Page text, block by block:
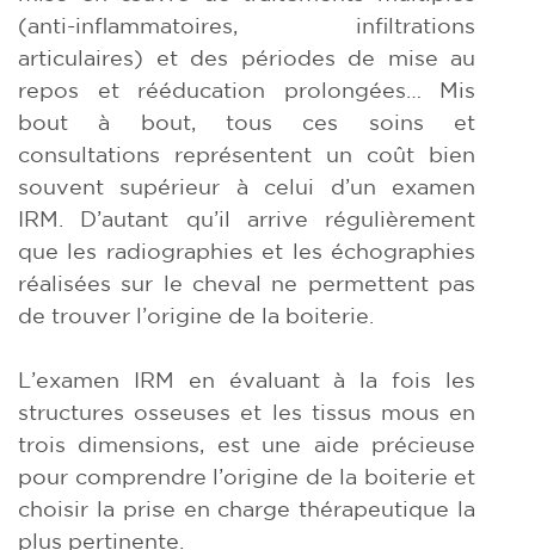
(anti-inflammatoires, infiltrations
articulaires) et des périodes de mise au
repos et rééducation prolongées… Mis
bout à bout, tous ces soins et
consultations représentent un coût bien
souvent supérieur à celui d’un examen
IRM. D’autant qu’il arrive régulièrement
que les radiographies et les échographies
réalisées sur le cheval ne permettent pas
de trouver l’origine de la boiterie.
L’examen IRM en évaluant à la fois les
structures osseuses et les tissus mous en
trois dimensions, est une aide précieuse
pour comprendre l’origine de la boiterie et
choisir la prise en charge thérapeutique la
plus pertinente.